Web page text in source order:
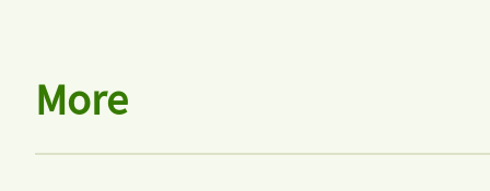
More